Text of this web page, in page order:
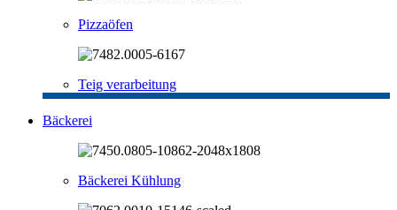
Pizzaöfen
Teig verarbeitung
Bäckerei
Bäckerei Kühlung